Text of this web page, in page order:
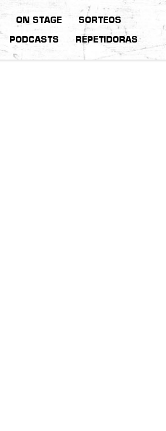
ON STAGE SORTEOS
PODCASTS REPETIDORAS